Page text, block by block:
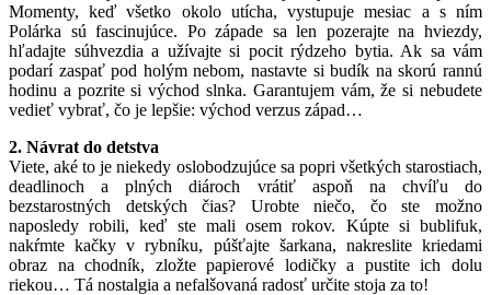
Momenty, keď všetko okolo utícha, vystupuje mesiac a s ním
Polárka sú fascinujúce. Po západe sa len pozerajte na hviezdy,
hľadajte súhvezdia a užívajte si pocit rýdzeho bytia. Ak sa vám
podarí zaspať pod holým nebom, nastavte si budík na skorú rannú
hodinu a pozrite si východ slnka. Garantujem vám, že si nebudete
vedieť vybrať, čo je lepšie: východ verzus západ…
2. Návrat do detstva
Viete, aké to je niekedy oslobodzujúce sa popri všetkých starostiach,
deadlinoch a plných diároch vrátiť aspoň na chvíľu do
bezstarostných detských čias? Urobte niečo, čo ste možno
naposledy robili, keď ste mali osem rokov. Kúpte si bublifuk,
nakŕmte kačky v rybníku, púšťajte šarkana, nakreslite kriedami
obraz na chodník, zložte papierové lodičky a pustite ich dolu
riekou… Tá nostalgia a nefalšovaná radosť určite stoja za to!